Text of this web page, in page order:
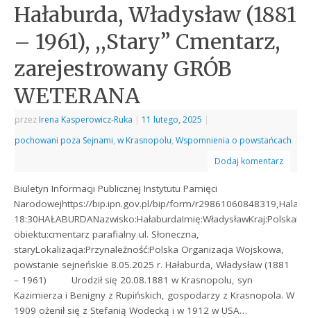
Hałaburda, Władysław (1881
– 1961), ,,Stary” Cmentarz,
zarejestrowany GRÓB
WETERANA
przez Irena Kasperowicz-Ruka | 11 lutego, 2025 |
pochowani poza Sejnami,w Krasnopolu,Wspomnienia o powstańcach
Dodaj komentarz
Biuletyn Informacji Publicznej Instytutu Pamięci
Narodowejhttps://bip.ipn.gov.pl/bip/form/
obiektu:cmentarz parafialny ul. Słoneczna,
staryLokalizacja:Przynależność:Polska Organizacja Wojskowa,
powstanie sejneńskie 8.05.2025 r. Hałaburda, Władysław (1881
– 1961) Urodził się 20.08.1881 w Krasnopolu, syn
Kazimierza i Benigny z Rupińskich, gospodarzy z Krasnopola. W
1909 ożenił się z Stefanią Wodecką i w 1912 w USA…